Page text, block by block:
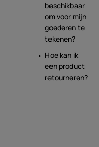
beschikbaar
om voor mijn
goederen te
tekenen?
Hoe kan ik
een product
retourneren?